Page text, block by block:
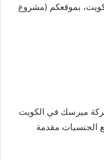
بموقعكم (مشروع
ميرسك في الكويت
مقدمة